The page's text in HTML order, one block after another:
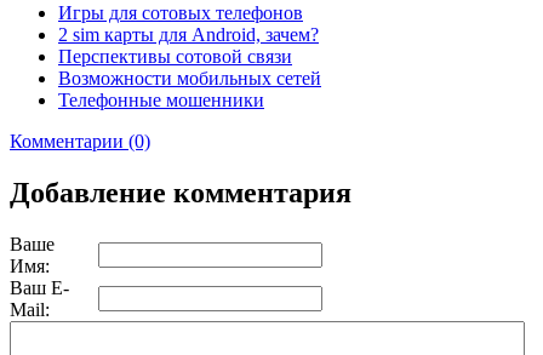
Игры для сотовых телефонов
2 sim карты для Android, зачем?
Перспективы сотовой связи
Возможности мобильных сетей
Телефонные мошенники
Комментарии (0)
Добавление комментария
Ваше
Имя:
Ваш E-
Mail: